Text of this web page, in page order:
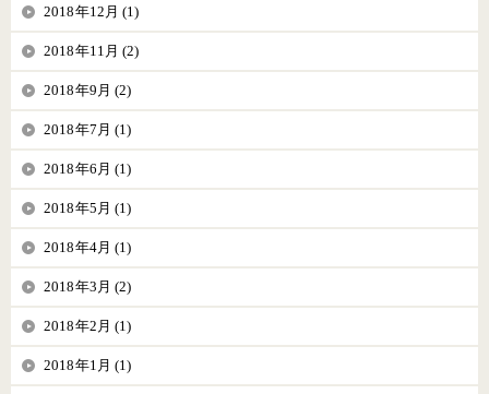
2018年12月 (1)
2018年11月 (2)
2018年9月 (2)
2018年7月 (1)
2018年6月 (1)
2018年5月 (1)
2018年4月 (1)
2018年3月 (2)
2018年2月 (1)
2018年1月 (1)